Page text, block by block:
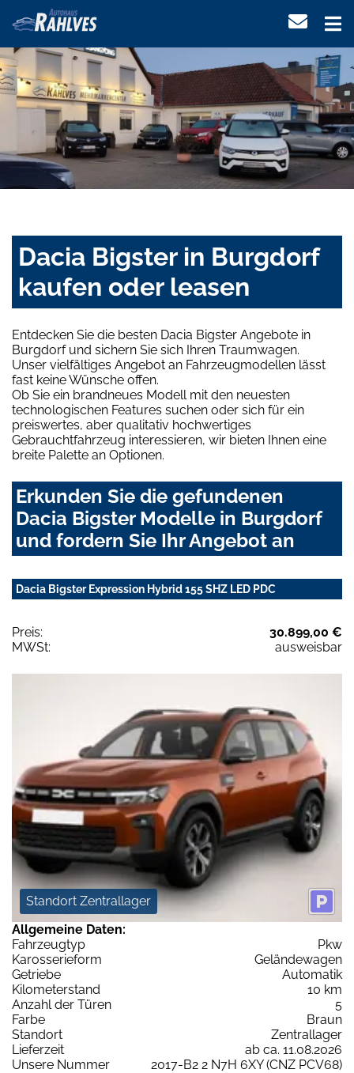
Dacia Bigster in Burgdorf
kaufen oder leasen
Entdecken Sie die besten Dacia Bigster Angebote in
Burgdorf und sichern Sie sich Ihren Traumwagen.
Unser vielfältiges Angebot an Fahrzeugmodellen lässt
fast keine Wünsche offen.
Ob Sie ein brandneues Modell mit den neuesten
technologischen Features suchen oder sich für ein
preiswertes, aber qualitativ hochwertiges
Gebrauchtfahrzeug interessieren, wir bieten Ihnen eine
breite Palette an Optionen.
Erkunden Sie die gefundenen
Dacia Bigster Modelle in Burgdorf
und fordern Sie Ihr Angebot an
Dacia Bigster Expression Hybrid 155 SHZ LED PDC
Preis:
30.899,00 €
MWSt:
ausweisbar
Standort Zentrallager
Allgemeine Daten:
Fahrzeugtyp
Pkw
Karosserieform
Geländewagen
Getriebe
Automatik
Kilometerstand
10 km
Anzahl der Türen
5
Farbe
Braun
Standort
Zentrallager
Lieferzeit
ab ca. 11.08.2026
Unsere Nummer
2017-B2 2 N7H 6XY (CNZ PCV68)